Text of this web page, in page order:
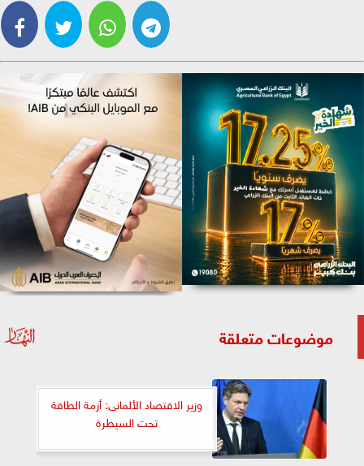
موضوعات متعلقة
وزير الاقتصاد الألمانى: أزمة الطاقة
تحت السيطرة